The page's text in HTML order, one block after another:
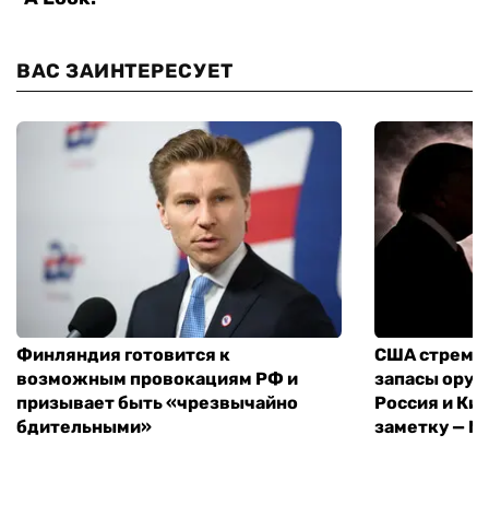
ВАС ЗАИНТЕРЕСУЕТ
Финляндия готовится к
возможным провокациям РФ и
призывает быть «чрезвычайно
бдительными»
США
запасы
Россия и
заметку —